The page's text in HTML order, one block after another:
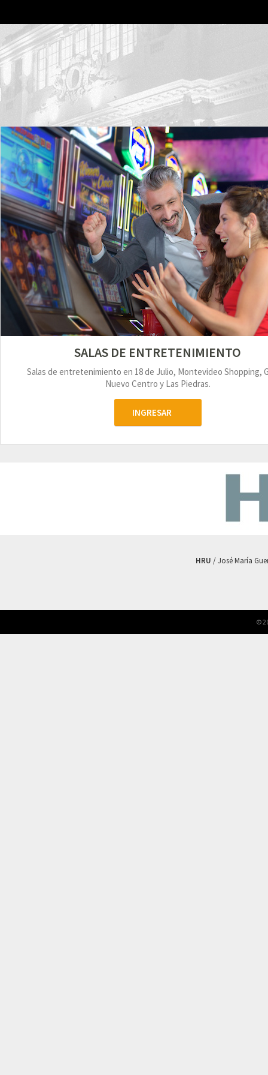
SALAS DE ENTRETENIMIENTO
Salas de entretenimiento en 18 de Julio, Montevideo Shopping,
Nuevo Centro y Las Piedras.
INGRESAR
HRU / José María
©